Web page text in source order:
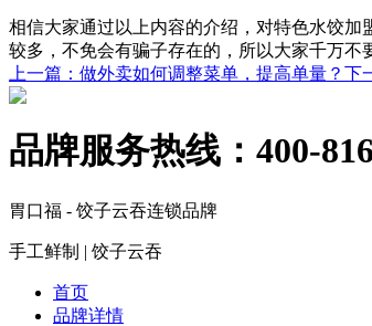
相信大家通过以上内容的介绍，对特色水饺
较多，不免会有骗子存在的，所以大家千万不
上一篇 ：做外卖如何调整菜单，提高单量？ 下
品牌服务热线： 400-
胃口福 - 饺子云吞连锁品牌
手工鲜制 | 饺子云吞
首页
品牌详情